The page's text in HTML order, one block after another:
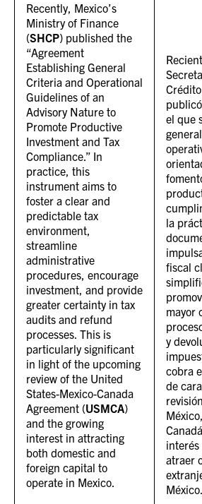
Recently, Mexico’s
Ministry of Finance
(SHCP) published the
“Agreement
Establishing General
Criteria and Operational
Guidelines of an
Advisory Nature to
Promote Productive
Investment and Tax
Compliance.” In
practice, this
instrument aims to
foster a clear and
predictable tax
environment,
streamline
administrative
procedures, encourage
investment, and provide
greater certainty in tax
audits and refund
processes. This is
particularly significant
in light of the upcoming
review of the United
States-Mexico-Canada
Agreement (USMCA)
and the growing
interest in attracting
both domestic and
foreign capital to
operate in Mexico.
el que
la
fiscal
mayor
y
cobra
de
atraer
México.